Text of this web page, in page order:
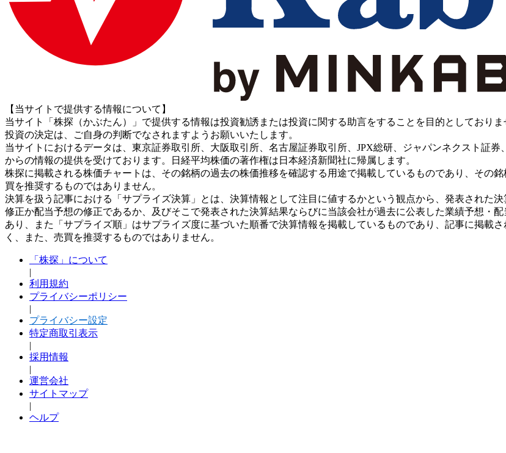
【当サイトで提供する情報について】
当サイト「株探（かぶたん）」で提供する情報は投資勧誘または投資に関する助言をすることを目的としておりま
投資の決定は、ご自身の判断でなされますようお願いいたします。
当サイトにおけるデータは、東京証券取引所、大阪取引所、名古屋証券取引所、JPX総研、ジャパンネクスト証券
からの情報の提供を受けております。日経平均株価の著作権は日本経済新聞社に帰属します。
株探に掲載される株価チャートは、その銘柄の過去の株価推移を確認する用途で掲載しているものであり、その
買を推奨するものではありません。
決算を扱う記事における「サプライズ決算」とは、決算情報として注目に値するかという観点から、発表された
修正か配当予想の修正であるか、及びそこで発表された決算結果ならびに当該会社が過去に公表した業績予想・
あり、また「サプライズ順」はサプライズ度に基づいた順番で決算情報を掲載しているものであり、記事に掲載
く、また、売買を推奨するものではありません。
「株探」について
|
利用規約
プライバシーポリシー
|
プライバシー設定
特定商取引表示
|
採用情報
|
運営会社
サイトマップ
|
ヘルプ